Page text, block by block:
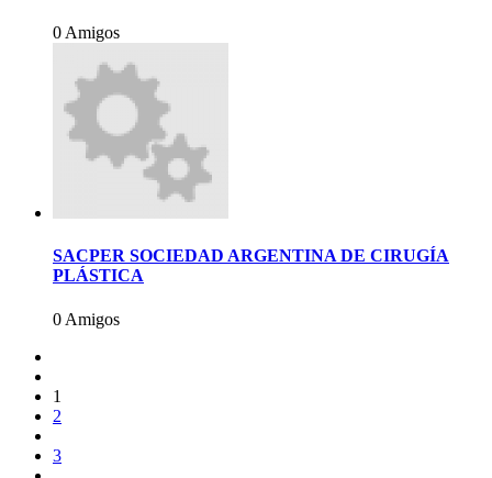
0 Amigos
SACPER SOCIEDAD ARGENTINA DE CIRUGÍA
PLÁSTICA
0 Amigos
1
2
3